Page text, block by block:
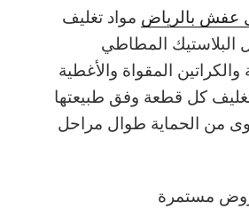
عفش بالرياض مواد تغليف
البلاستيك المطاطي
والكراتين المقواة والأغطية
كل قطعة وفق طبيعتها
من الحماية طوال مراحل
مستمرة